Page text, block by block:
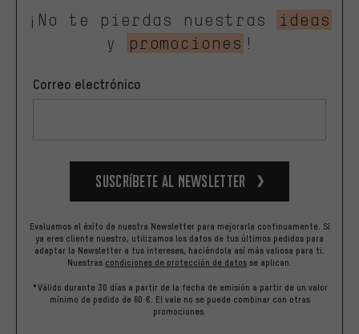
¡No te pierdas nuestras
ideas
y
promociones !
Correo electrónico
Suscríbete al newsletter
Evaluamos el éxito de nuestra Newsletter para mejorarla continuamente. Si
ya eres cliente nuestro, utilizamos los datos de tus últimos pedidos para
adaptar la Newsletter a tus intereses, haciéndola así más valiosa para ti.
Nuestras condiciones de protección de datos se aplican.
*Válido durante 30 días a partir de la fecha de emisión a partir de un valor
mínimo de pedido de 60 €. El vale no se puede combinar con otras
promociones.